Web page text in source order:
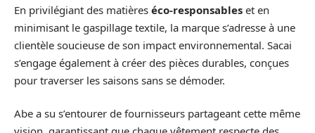
En privilégiant des matières éco-responsables et en
minimisant le gaspillage textile, la marque s’adresse à une
clientèle soucieuse de son impact environnemental. Sacai
s’engage également à créer des pièces durables, conçues
pour traverser les saisons sans se démoder.
Abe a su s’entourer de fournisseurs partageant cette même